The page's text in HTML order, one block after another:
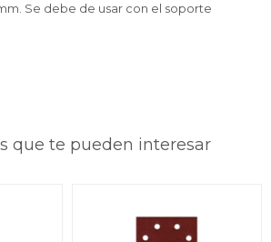
Se debe de usar con el soporte
que te pueden interesar